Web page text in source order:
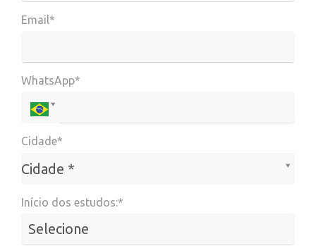
Email*
WhatsApp*
Cidade*
Cidade *
Cidade*
Início dos estudos:*